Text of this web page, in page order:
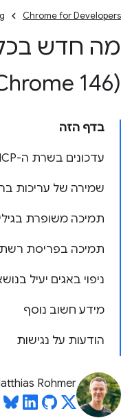
Chrome for Developers
מה חדש
(Chrome 146)
בדף הזה
עדכונים בשרת ה-MCP של כלי הפיתוח
שמירה של עריכות
תמיכה משופרת
תמיכה בפריסת
ניפוי באגים יעיל
מידע חשוב נוסף
הודעות על נגישות
Rohmer